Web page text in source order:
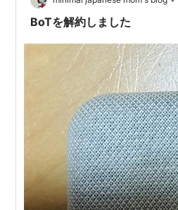
BoTを解約しました